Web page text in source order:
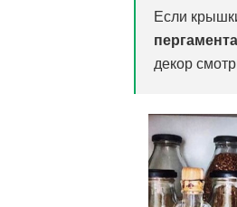
Если
декор